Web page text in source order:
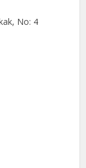
No: 4